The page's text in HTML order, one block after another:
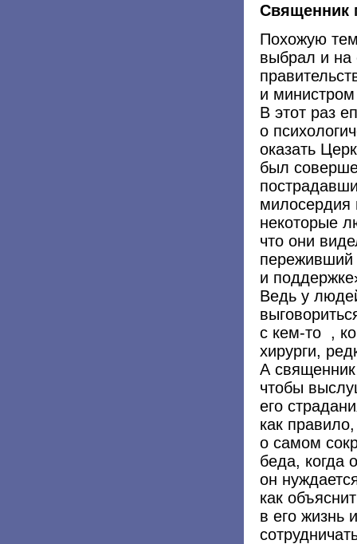
Священник
Похожую
выбрал и
и
В этот раз
о
оказать
был
милосердия
некоторые
что они
переживший
и
Ведь у
с кем-то ,
хирурги,
А
чтобы
его
как
о самом
беда, когда
он
как
в его жизнь